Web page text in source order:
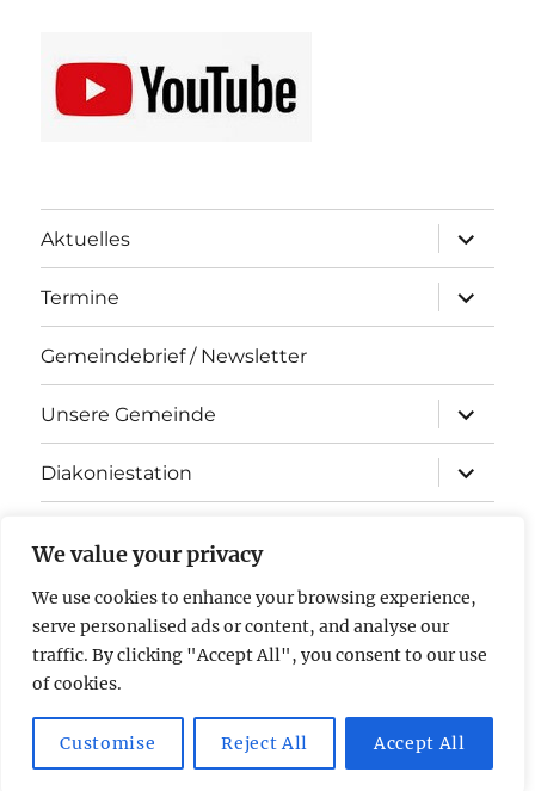
We value your privacy
We use cookies to enhance your browsing experience,
serve personalised ads or content, and analyse our
traffic. By clicking "Accept All", you consent to our use
of cookies.
Customise Reject All Accept All
Aktuelles
öffnen
Termine
öffnen
Gemeindebrief / Newsletter
Unsere Gemeinde
öffnen
Diakoniestation
öffnen
Kontakt
Impressum & Datenschutz
Evangelische Kirchengemeinde Stockstadt am Rhein
Mit
Stolz präsentiert von WordPress